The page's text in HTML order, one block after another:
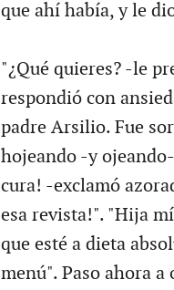
que ahí había, y le
"¿Qué quieres? -le
respondió con
padre Arsilio. Fue
hojeando -y
cura! -exclamó
esa revista!". "Hija
que esté a dieta
menú". Paso ahora